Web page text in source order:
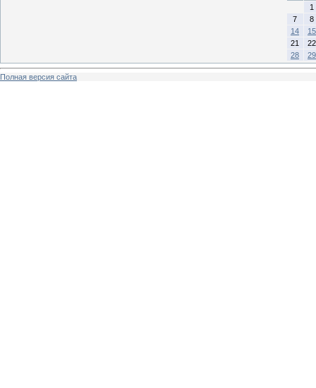
1
7
8
14
15
21
22
28
29
Полная версия сайта